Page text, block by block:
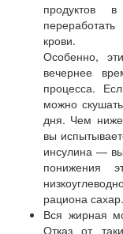
продуктов
крови.
Особенно,
вечернее
процесса.
можно
дня. Чем
вы
инсулина —
понижения
рациона сахар.
Вся жирная
Отказ от